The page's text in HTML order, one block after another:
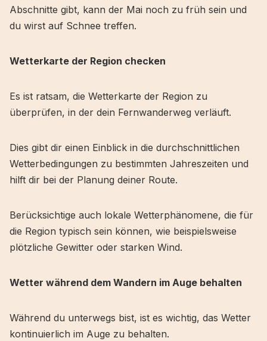
Abschnitte gibt, kann der Mai noch zu früh sein und
du wirst auf Schnee treffen.
Wetterkarte der Region checken
Es ist ratsam, die Wetterkarte der Region zu
überprüfen, in der dein Fernwanderweg verläuft.
Dies gibt dir einen Einblick in die durchschnittlichen
Wetterbedingungen zu bestimmten Jahreszeiten und
hilft dir bei der Planung deiner Route.
Berücksichtige auch lokale Wetterphänomene, die für
die Region typisch sein können, wie beispielsweise
plötzliche Gewitter oder starken Wind.
Wetter während dem Wandern im Auge behalten
Während du unterwegs bist, ist es wichtig, das Wetter
kontinuierlich im Auge zu behalten.